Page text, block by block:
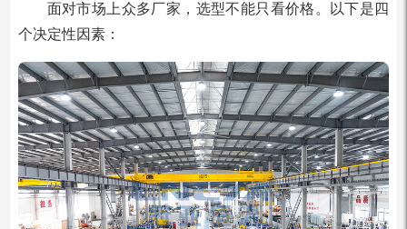
面对市场上众多厂家，选型不能只看价格。以下是四
个决定性因素：